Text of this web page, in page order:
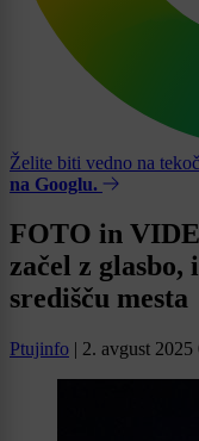
Želite biti vedno na
na Googlu.
FOTO in
začel z
središču mesta
Ptujinfo | 2. avgust 2025